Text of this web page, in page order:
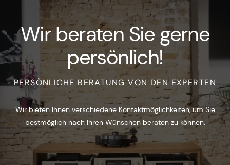
Wir beraten Sie gerne
persönlich!
PERSÖNLICHE BERATUNG VON DEN EXPERTEN
Wir bieten Ihnen verschiedene Kontaktmöglichkeiten, um Sie
bestmöglich nach Ihren Wünschen beraten zu können.